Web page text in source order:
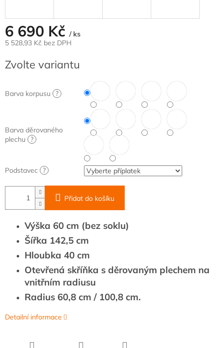
6 690 Kč / ks
5 528,93 Kč bez DPH
cena:
Zvolte variantu
Barva korpusu ?
Barva děrovaného
plechu
?
Podstavec ?
Přidat do košíku
Výška 60 cm (bez soklu)
Šířka 142,5 cm
Hloubka 40 cm
Otevřená skříňka s děrovaným plechem na
vnitřním radiusu
Radius 60,8 cm / 100,8 cm.
Detailní informace